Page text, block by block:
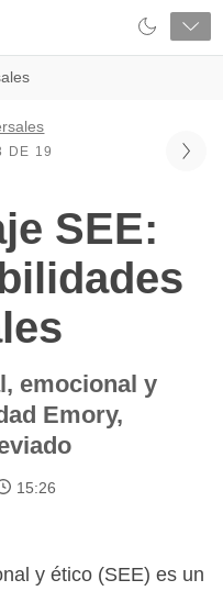
DE 19
SEE:
emocional y
Emory,
15:26
y ético (SEE) es un